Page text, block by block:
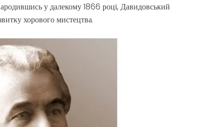
у далекому 1866 році, Давидовський
хорового мистецтва.